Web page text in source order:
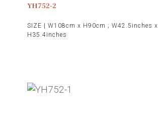
YH752-2
SIZE | W108cm x H90cm ; W42.5inches x
H35.4inches